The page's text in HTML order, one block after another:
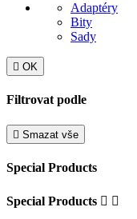
Adaptéry
Bity
Sady
 OK
Filtrovat podle
 Smazat vše
Special Products
Special Products  